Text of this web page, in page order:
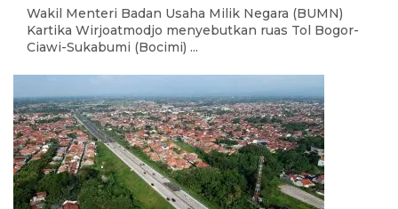
Wakil Menteri Badan Usaha Milik Negara (BUMN)
Kartika Wirjoatmodjo menyebutkan ruas Tol Bogor-
Ciawi-Sukabumi (Bocimi) ...